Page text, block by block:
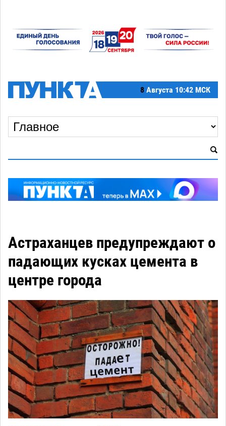
8 Августа 10:42 МСК
Астраханцев предупреждают о
падающих кусках цемента в
центре города